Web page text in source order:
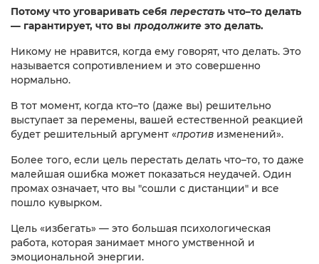
Потому что уговаривать себя перестать что–то делать
— гарантирует, что вы продолжите это делать.
Никому не нравится, когда ему говорят, что делать. Это
называется сопротивлением и это совершенно
нормально.
В тот момент, когда кто–то (даже вы) решительно
выступает за перемены, вашей естественной реакцией
будет решительный аргумент «против изменений».
Более того, если цель перестать делать что–то, то даже
малейшая ошибка может показаться неудачей. Один
промах означает, что вы "сошли с дистанции" и все
пошло кувырком.
Цель «избегать» — это большая психологическая
работа, которая занимает много умственной и
эмоциональной энергии.